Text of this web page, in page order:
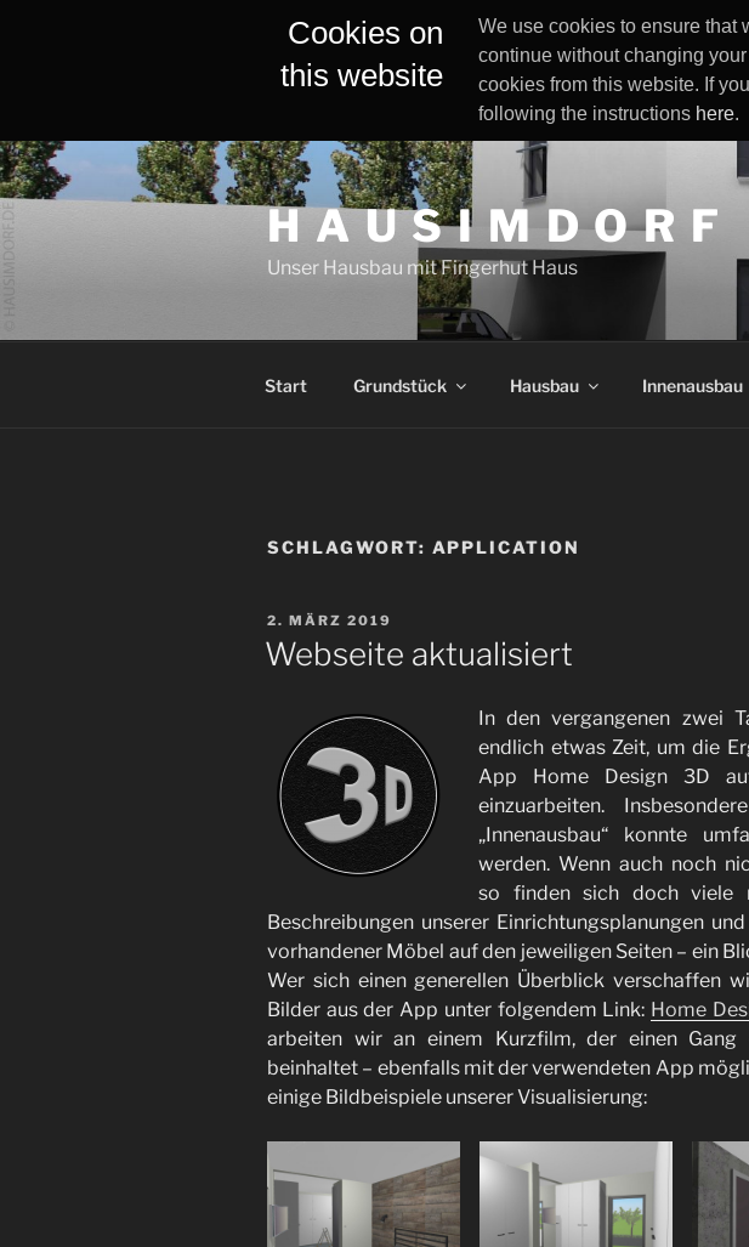
Cookies on
this website
We use cookies to ensure that
continue without changing
cookies from this website. If
following the instructions here.
Zum
Inhalt
springen
H A U S I M D O R F
Unser Hausbau mit Fingerhut Haus
Start Grundstück Hausbau Innenausbau
SCHLAGWORT: APPLICATION
VERÖFFENTLICHT
AM
2. MÄRZ 2019
Webseite aktualisiert
In den vergangenen zwei
endlich etwas Zeit, um die
App Home Design 3D
einzuarbeiten.
„Innenausbau“ konnte
werden. Wenn auch noch
so finden sich doch viele
Beschreibungen unserer Einrichtungsplanungen
vorhandener Möbel auf den jeweiligen Seiten – ein
Wer sich einen generellen Überblick verschaffen
Bilder aus der App unter folgendem Link: Home
arbeiten wir an einem Kurzfilm, der einen Gang
beinhaltet – ebenfalls mit der verwendeten App
einige Bildbeispiele unserer Visualisierung: